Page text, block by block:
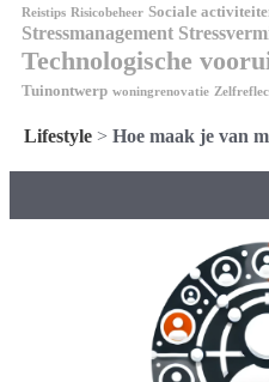
Reistips Risicobeheer Sociale
Stressmanagement
Technologische
Tuinontwerp woningrenovatie
Lifestyle > Hoe maak je van